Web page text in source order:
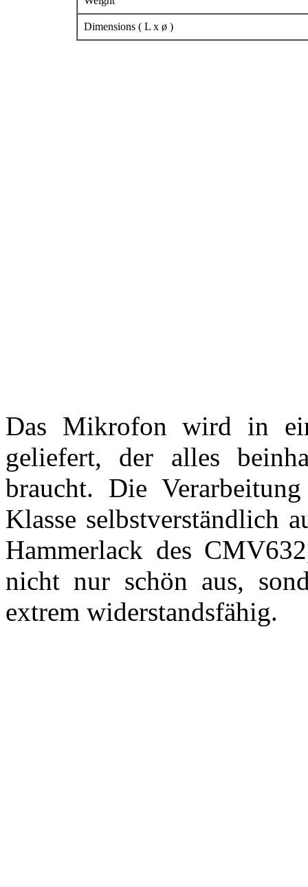
Dimensions ( L x ø )
Das Mikrofon wird in
geliefert, der alles
braucht. Die
Klasse selbstverständlich
Hammerlack des
nicht nur schön aus,
extrem widerstandsfähig.